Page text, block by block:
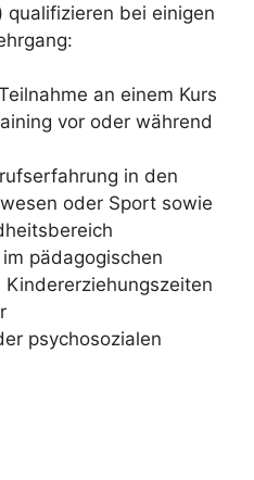
qualifizieren bei einigen
an einem Kurs
vor oder während
in den
oder Sport sowie
pädagogischen
Kindererziehungszeiten
psychosozialen